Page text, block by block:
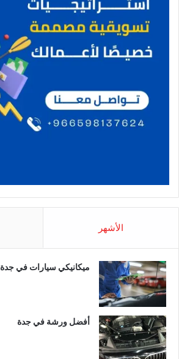
الأشهر
ميكانيكي سيارات في جدة
أفضل ورشة في جدة